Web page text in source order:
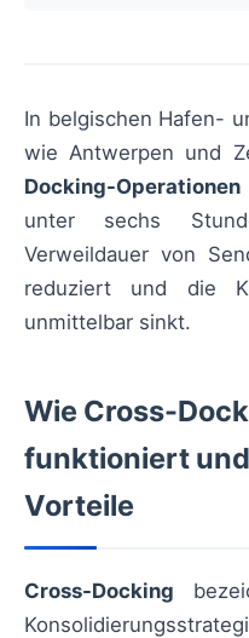
In belgischen Hafen-
wie Antwerpen und
Docking-Operationen
unter sechs
Verweildauer von
reduziert und die
unmittelbar sinkt.
Wie Cross-
funktioniert
Vorteile
Cross-Docking